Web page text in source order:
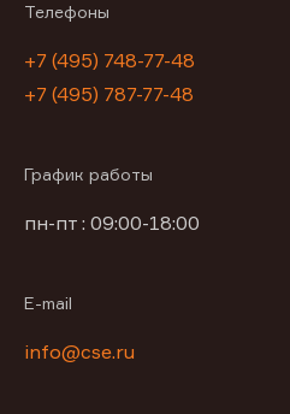
Телефоны
+7 (495) 748-77-48
+7 (495) 787-77-48
График работы
пн-пт : 09:00-18:00
E-mail
info@cse.ru